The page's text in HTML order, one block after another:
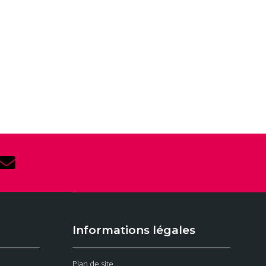
Informations légales